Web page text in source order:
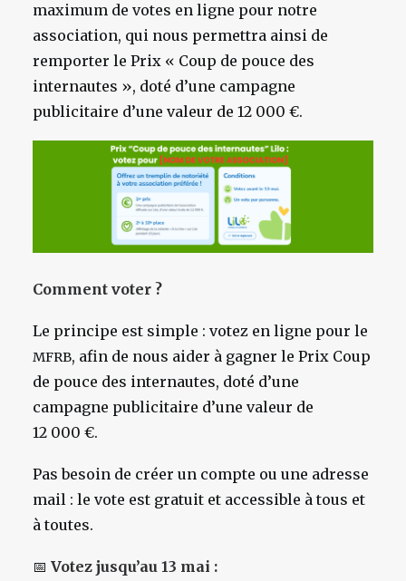
maximum de votes en ligne pour notre
association, qui nous permettra ainsi de
remporter le Prix « Coup de pouce des
internautes », doté d’une campagne
publicitaire d’une valeur de 12 000 €.
Comment voter ?
Le principe est simple : votez en ligne pour le
MFRB, afin de nous aider à gagner le Prix Coup
de pouce des internautes, doté d’une
campagne publicitaire d’une valeur de
12 000 €.
Pas besoin de créer un compte ou une adresse
mail : le vote est gratuit et accessible à tous et
à toutes.
📅 Votez jusqu’au 13 mai :